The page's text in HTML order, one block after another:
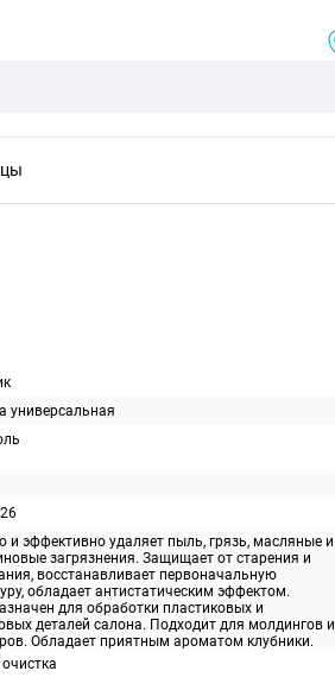
универсальная
и эффективно удаляет пыль, грязь, масляные и
загрязнения. Защищает от старения и
восстанавливает первоначальную
обладает антистатическим эффектом.
для обработки пластиковых и
деталей салона. Подходит для молдингов и
Обладает приятным ароматом клубники.